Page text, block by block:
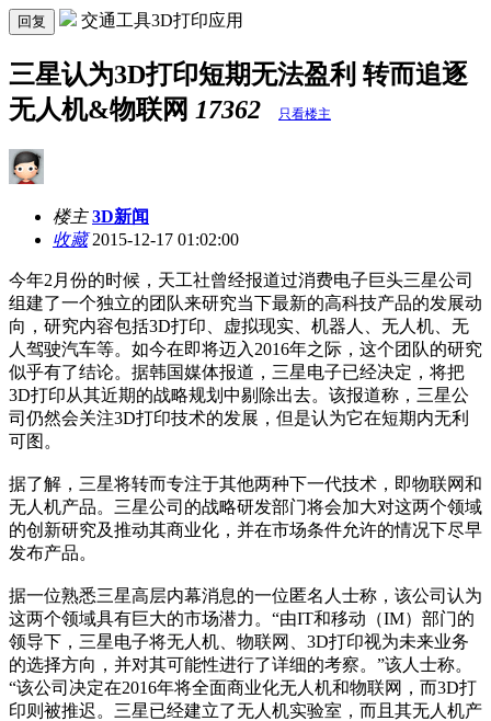
回复 交通工具3D打印应用
三星认为3D打印短期无法盈利 转而追逐
无人机&物联网 17362 只看楼主
楼主 3D新闻
收藏2015-12-17 01:02:00
今年2月份的时候，天工社曾经报道过消费电子巨头三星公司
组建了一个独立的团队来研究当下最新的高科技产品的发展动
向，研究内容包括3D打印、虚拟现实、机器人、无人机、无
人驾驶汽车等。如今在即将迈入2016年之际，这个团队的研究
似乎有了结论。据韩国媒体报道，三星电子已经决定，将把
3D打印从其近期的战略规划中剔除出去。该报道称，三星公
司仍然会关注3D打印技术的发展，但是认为它在短期内无利
可图。
据了解，三星将转而专注于其他两种下一代技术，即物联网和
无人机产品。三星公司的战略研发部门将会加大对这两个领域
的创新研究及推动其商业化，并在市场条件允许的情况下尽早
发布产品。
据一位熟悉三星高层内幕消息的一位匿名人士称，该公司认为
这两个领域具有巨大的市场潜力。“由IT和移动（IM）部门的
领导下，三星电子将无人机、物联网、3D打印视为未来业务
的选择方向，并对其可能性进行了详细的考察。”该人士称。
“该公司决定在2016年将全面商业化无人机和物联网，而3D打
印则被推迟。三星已经建立了无人机实验室，而且其无人机产